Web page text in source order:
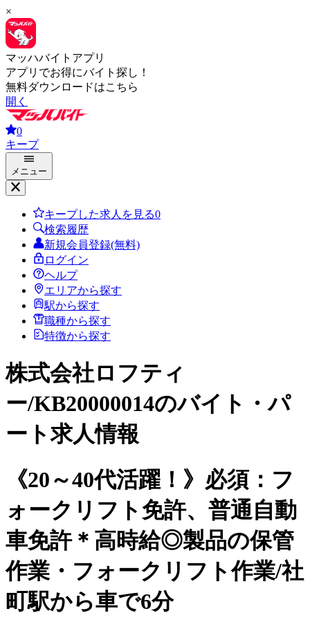
×
マッハバイトアプリ
アプリでお得にバイト探し！
無料ダウンロードはこちら
開く
0
キープ
メニュー
キープした求人を見る0
検索履歴
新規会員登録(無料)
ログイン
ヘルプ
エリアから探す
駅から探す
職種から探す
特徴から探す
株式会社ロフティ
ー/KB20000014のバイト・パ
ート求人情報
《20～40代活躍！》必須：フ
ォークリフト免許、普通自動
車免許＊高時給◎製品の保管
作業・フォークリフト作業/社
町駅から車で6分